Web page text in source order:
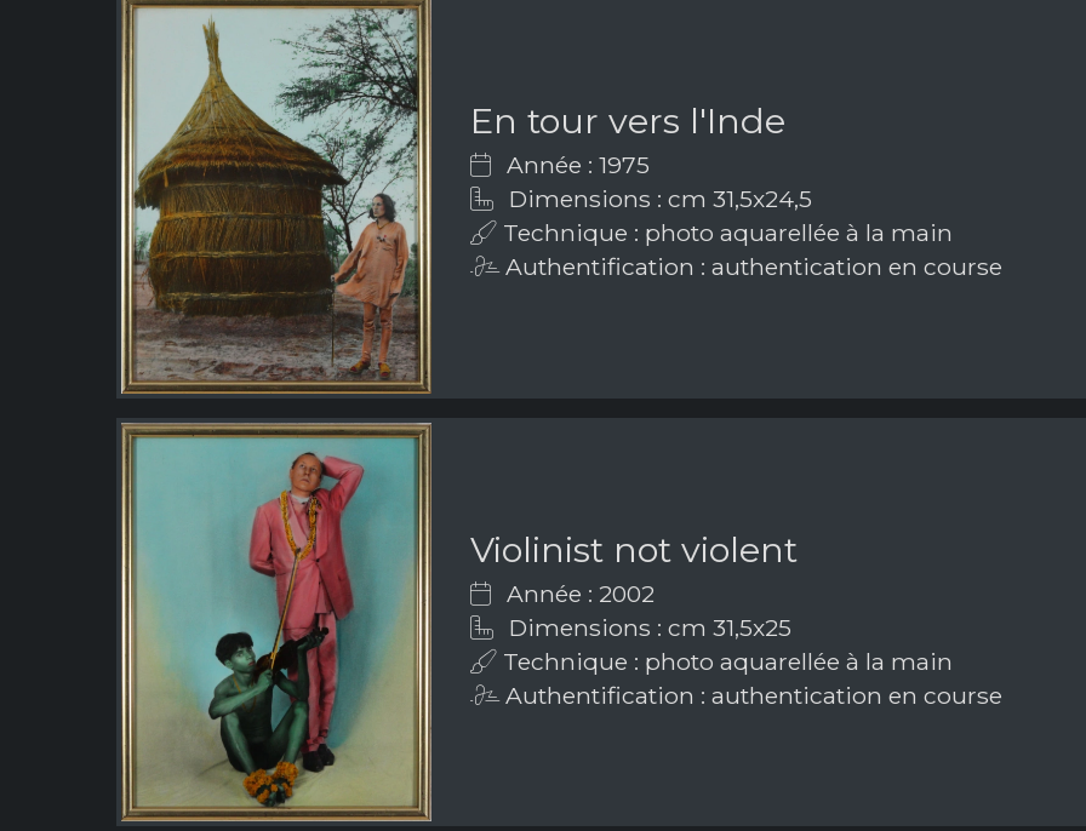
En tour vers l'Inde
Année : 1975
Dimensions : cm 31,5x24,5
Technique : photo aquarellée à la main
Authentification : authentication en course
Violinist not violent
Année : 2002
Dimensions : cm 31,5x25
Technique : photo aquarellée à la main
Authentification : authentication en course